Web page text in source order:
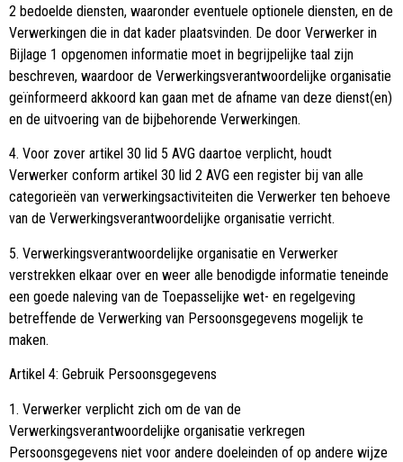
2 bedoelde diensten, waaronder eventuele optionele diensten, en de
Verwerkingen die in dat kader plaatsvinden. De door Verwerker in
Bijlage 1 opgenomen informatie moet in begrijpelijke taal zijn
beschreven, waardoor de Verwerkingsverantwoordelijke organisatie
geïnformeerd akkoord kan gaan met de afname van deze dienst(en)
en de uitvoering van de bijbehorende Verwerkingen.
4. Voor zover artikel 30 lid 5 AVG daartoe verplicht, houdt
Verwerker conform artikel 30 lid 2 AVG een register bij van alle
categorieën van verwerkingsactiviteiten die Verwerker ten behoeve
van de Verwerkingsverantwoordelijke organisatie verricht.
5. Verwerkingsverantwoordelijke organisatie en Verwerker
verstrekken elkaar over en weer alle benodigde informatie teneinde
een goede naleving van de Toepasselijke wet- en regelgeving
betreffende de Verwerking van Persoonsgegevens mogelijk te
maken.
Artikel 4: Gebruik Persoonsgegevens
1. Verwerker verplicht zich om de van de
Verwerkingsverantwoordelijke organisatie verkregen
Persoonsgegevens niet voor andere doeleinden of op andere wijze